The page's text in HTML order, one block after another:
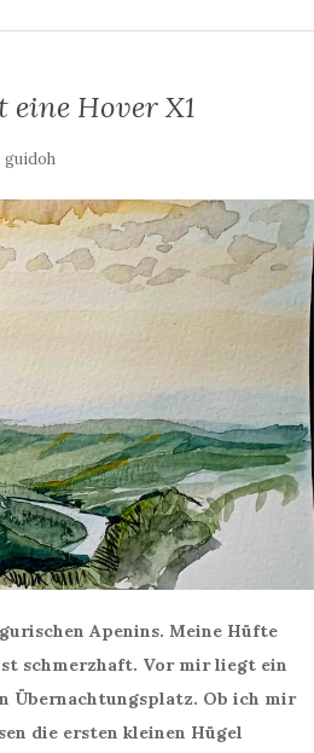
Hover X1
guidoh
Apenins. Meine Hüfte
schmerzhaft. Vor mir liegt ein
Übernachtungsplatz. Ob ich mir
die ersten kleinen Hügel